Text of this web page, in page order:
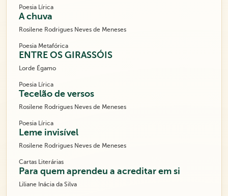
Poesia Lírica
A chuva
Rosilene Rodrigues Neves de Meneses
Poesia Metafórica
ENTRE OS GIRASSÓIS
Lorde Égamo
Poesia Lírica
Tecelão de versos
Rosilene Rodrigues Neves de Meneses
Poesia Lírica
Leme invisível
Rosilene Rodrigues Neves de Meneses
Cartas Literárias
Para quem aprendeu a acreditar em si
Liliane Inácia da Silva